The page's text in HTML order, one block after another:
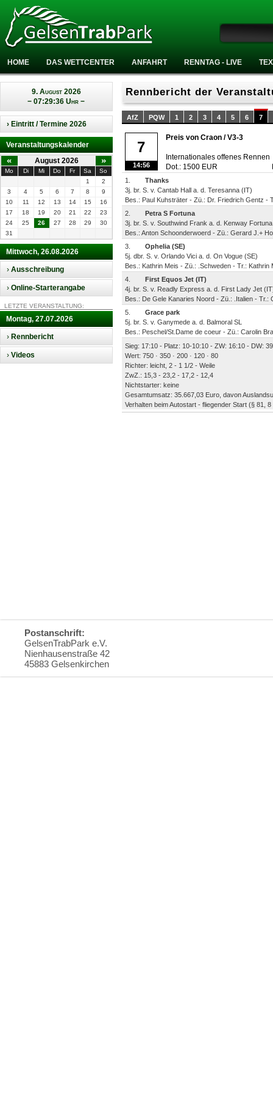
HOME DAS WETTCENTER ANFAHRT RENNTAG - LIVE
9. August 2026
− 07:29:36 Uhr −
› Eintritt / Termine 2026
Veranstaltungskalender
« August 2026 »
Mo Di Mi Do Fr Sa
So
1
2
3
4 5 6 7 8
9
10
11 12 13 14 15
16
17
18 19 20 21 22
23
24
25 26 27 28 29
30
31
Mittwoch, 26.08.2026
› Ausschreibung
› Online-Starterangabe
LETZTE VERANSTALTUNG:
Montag, 27.07.2026
› Rennbericht
› Videos
Rennbericht der
AfZ PQW 1 2 3 4 5 6 7
7
14:56
Preis von Craon / V3-3
Internationales offenes Rennen
Dot.: 1500 EUR
1.
Thanks
3j. br. S. v. Cantab Hall a. d. Teresanna (IT)
Bes.: Paul Kuhsträter - Zü.: Dr. Friedrich Gentz -
2.
Petra S Fortuna
3j. br. S. v. Southwind Frank a. d. Kenway Fortuna
Bes.: Anton Schoonderwoerd - Zü.: Gerard J.+
3.
Ophelia (SE)
5j. dbr. S. v. Orlando Vici a. d. On Vogue (SE)
Bes.: Kathrin Meis - Zü.: .Schweden - Tr.: Kathrin
4.
First Equos Jet (IT)
4j. br. S. v. Readly Express a. d. First Lady Jet
Bes.: De Gele Kanaries Noord - Zü.: .Italien - Tr.:
5.
Grace park
5j. br. S. v. Ganymede a. d. Balmoral SL
Bes.: Peschel/St.Dame de coeur - Zü.: Carolin
Sieg: 17:10 - Platz: 10-10:10 - ZW: 16:10 - DW:
Wert: 750 · 350 · 200 · 120 · 80
Richter: leicht, 2 - 1 1/2 - Weile
ZwZ.: 15,3 - 23,2 - 17,2 - 12,4
Nichtstarter: keine
Gesamtumsatz: 35.667,03 Euro, davon
Verhalten beim Autostart - fliegender Start (§ 81,
Postanschrift:
GelsenTrabPark e.V.
Nienhausenstraße 42
45883 Gelsenkirchen